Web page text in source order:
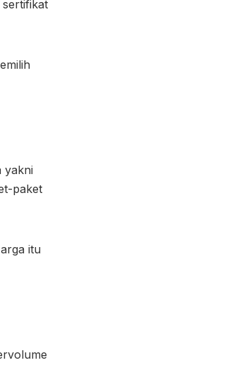
yakni
paket
itu